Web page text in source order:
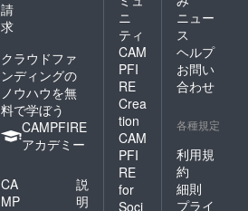
請
求
クラウドファ
ンディングの
ノウハウを無
料で学ぼう
CAMPFIRE
アカデミー
CA
MP
説
明
ニ
ティ
CAM
PFI
RE
Crea
tion
CAM
PFI
RE
for
Soci
ニュー
ス
ヘルプ
お問い
合わせ
各種規定
利用規
約
細則
プライ